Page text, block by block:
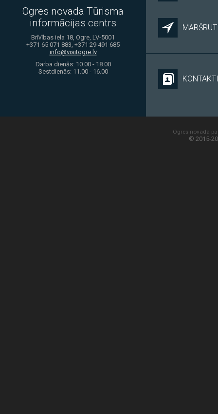
Ogres novada Tūrisma
informācijas centrs
Brīvības iela 18, Ogre, LV-5001
+371 65 071 883, +371 29 491 685
info@visitogre.lv
Darba dienās: 10.00 - 18.00
Sestdienās: 11.00 - 16.00
KONTAKTI
Ogres novada
© 2015-